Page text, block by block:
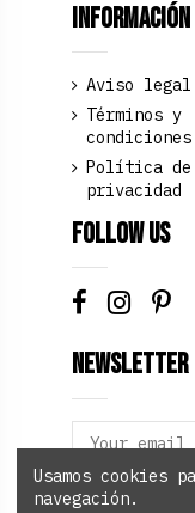
Información
Aviso legal
Términos y
condiciones
Política de
privacidad
Follow us
Newsletter
Usamos cookies
navegación.